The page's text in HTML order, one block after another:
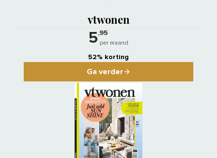
vtwonen
5,95
per maand
52% korting
Ga verder